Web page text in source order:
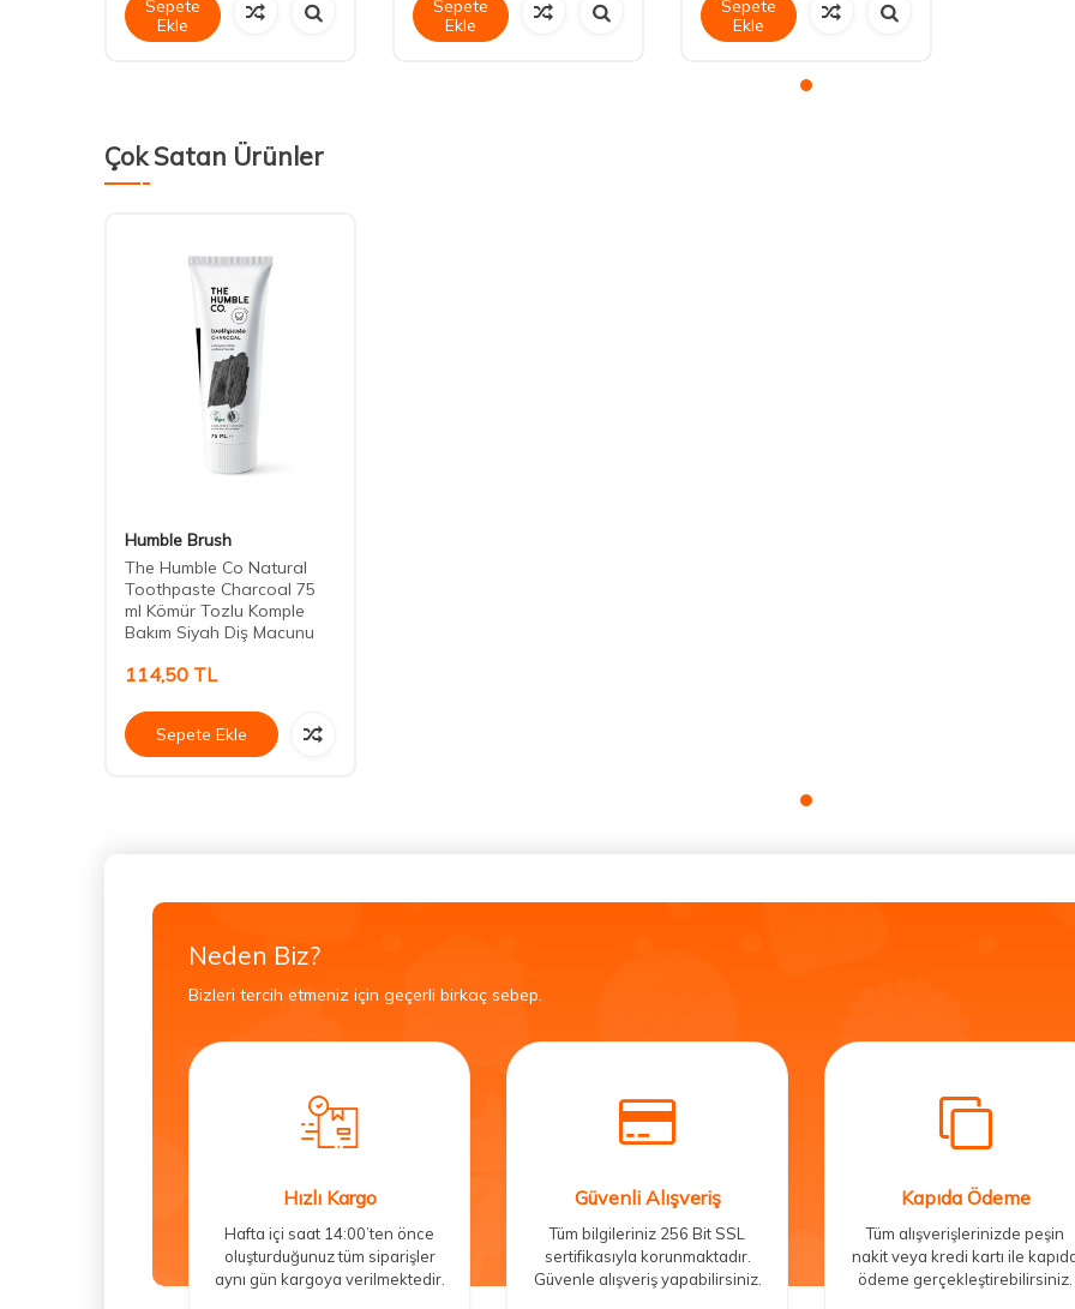
Sepete
Ekle
Sepete
Ekle
Sepete
Ekle
Çok Satan Ürünler
Humble Brush
The Humble Co Natural
Toothpaste Charcoal 75
ml Kömür Tozlu Komple
Bakım Siyah Diş Macunu
114,50 TL
Sepete Ekle
Neden Biz?
Bizleri tercih etmeniz için geçerli birkaç sebep.
Hızlı Kargo
Hafta içi saat 14:00’ten önce
oluşturduğunuz tüm siparişler
aynı gün kargoya verilmektedir.
Güvenli Alışveriş
Tüm bilgileriniz 256 Bit SSL
sertifikasıyla korunmaktadır.
Güvenle alışveriş yapabilirsiniz.
Kapıda Ödeme
Tüm alışverişlerinizde peşin
nakit veya kredi kartı ile
ödeme gerçekleştirebilirsiniz.